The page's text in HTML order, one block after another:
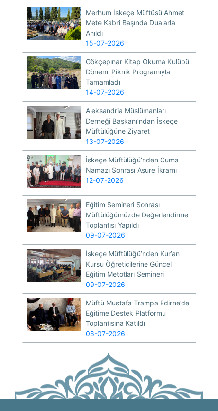
Merhum İskeçe Müftüsü Ahmet
Mete Kabri Başında Dualarla
Anıldı
15-07-2026
Gökçepınar Kitap Okuma Kulübü
Dönemi Piknik Programıyla
Tamamladı
14-07-2026
Aleksandria Müslümanları
Derneği Başkanı’ndan İskeçe
Müftülüğüne Ziyaret
13-07-2026
İskeçe Müftülüğü’nden Cuma
Namazı Sonrası Aşure İkramı
12-07-2026
Eğitim Semineri Sonrası
Müftülüğümüzde Değerlendirme
Toplantısı Yapıldı
09-07-2026
İskeçe Müftülüğü’nden Kur’an
Kursu Öğreticilerine Güncel
Eğitim Metotları Semineri
09-07-2026
Müftü Mustafa Trampa Edirne’de
Eğitime Destek Platformu
Toplantısına Katıldı
06-07-2026